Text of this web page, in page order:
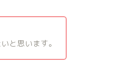
と思います。